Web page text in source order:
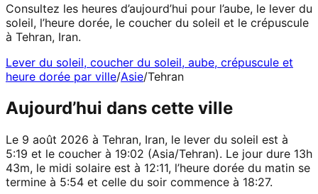
Consultez les heures d’aujourd’hui pour l’aube, le lever du
soleil, l’heure dorée, le coucher du soleil et le crépuscule
à Tehran, Iran.
Lever du soleil, coucher du soleil, aube, crépuscule et
heure dorée par ville/Asie/Tehran
Aujourd’hui dans cette ville
Le 9 août 2026 à Tehran, Iran, le lever du soleil est à
5:19 et le coucher à 19:02 (Asia/Tehran). Le jour dure 13h
43m, le midi solaire est à 12:11, l’heure dorée du matin se
termine à 5:54 et celle du soir commence à 18:27.